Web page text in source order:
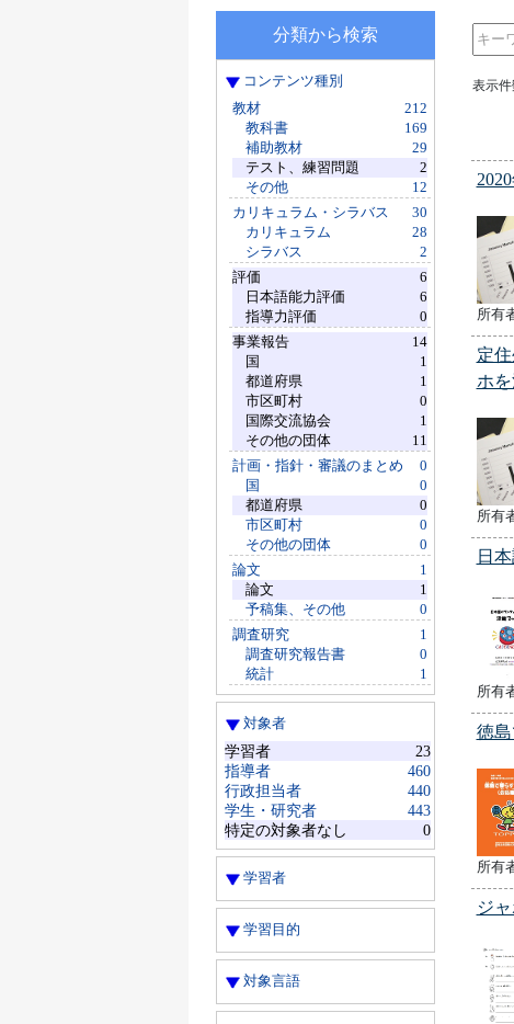
分類から検索
コンテンツ種別
教材
212
教科書
169
補助教材
29
テスト、練習問題
2
その他
12
カリキュラム・シラバス
30
カリキュラム
28
シラバス
2
評価
6
日本語能力評価
6
指導力評価
0
事業報告
14
国
1
都道府県
1
市区町村
0
国際交流協会
1
その他の団体
11
計画・指針・審議のまとめ
0
国
0
都道府県
0
市区町村
0
その他の団体
0
論文
1
論文
1
予稿集、その他
0
調査研究
1
調査研究報告書
0
統計
1
対象者
学習者
23
指導者
460
行政担当者
440
学生・研究者
443
特定の対象者なし
0
学習者
学習目的
対象言語
表示件
所有
定
ホ
所有
日
所有
徳島
所有
ジ